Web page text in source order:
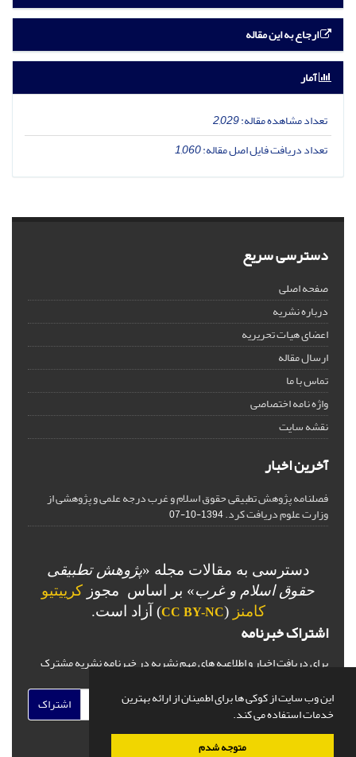
این وب سایت از کوکی ها برای اطمینان از ارائه بهترین
خدمات استفاده می کند.
متوجه شدم
ارجاع به این مقاله
آمار
تعداد مشاهده مقاله:2,029
تعداد دریافت فایل اصل مقاله:1,060
دسترسی سریع
صفحه اصلی
درباره نشریه
اعضای هیات تحریریه
ارسال مقاله
تماس با ما
واژه نامه اختصاصی
نقشه سایت
آخرین اخبار
فصلنامه پژوهش تطبیقی حقوق اسلام و غرب درجه علمی و پژوهشی از
وزارت علوم دریافت کرد.1394-10-07
دسترسی به مقالات مجله «پژوهش تطبیقی
حقوق اسلام و غرب» بر اساس مجوز کرییتیو
کامنز (
CC BY-NC) آزاد است.
اشتراک خبرنامه
برای دریافت اخبار و اطلاعیه های مهم نشریه در خبرنامه نشریه مشترک
اشتراک